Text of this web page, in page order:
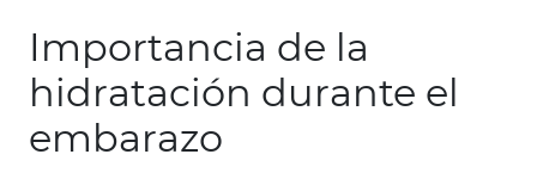
Importancia de la
hidratación durante el
embarazo